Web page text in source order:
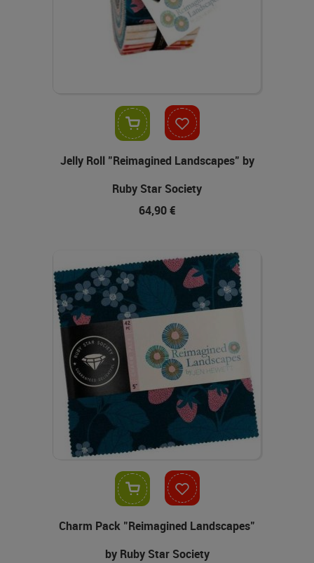
Jelly Roll "Reimagined Landscapes" by
Ruby Star Society
64,90 €
Charm Pack "Reimagined Landscapes"
by Ruby Star Society